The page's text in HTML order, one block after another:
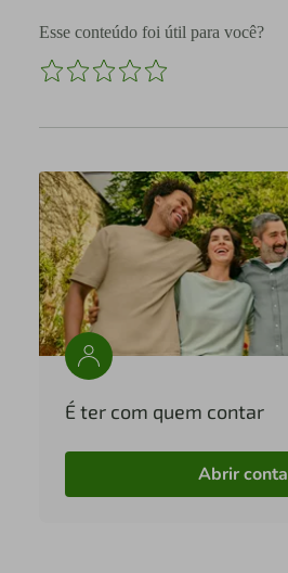
Esse conteúdo foi útil para você?
É ter com quem contar
Abrir conta